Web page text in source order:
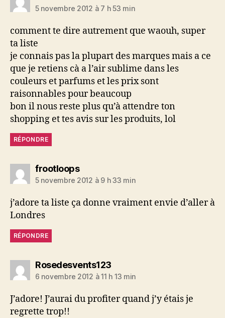
5 novembre 2012 à 7 h 53 min
comment te dire autrement que waouh, super
ta liste
je connais pas la plupart des marques mais a ce
que je retiens cà a l’air sublime dans les
couleurs et parfums et les prix sont
raisonnables pour beaucoup
bon il nous reste plus qu’à attendre ton
shopping et tes avis sur les produits, lol
RÉPONDRE
frootloopsdit :
5 novembre 2012 à 9 h 33 min
j’adore ta liste ça donne vraiment envie d’aller à
Londres
RÉPONDRE
Rosedesvents123dit :
6 novembre 2012 à 11 h 13 min
J’adore! J’aurai du profiter quand j’y étais je
regrette trop!!